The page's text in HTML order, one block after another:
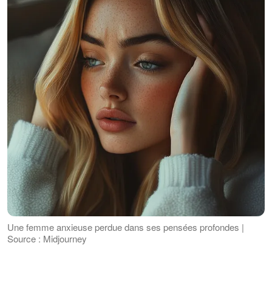
Une femme anxieuse perdue dans ses pensées profondes |
Source : Midjourney